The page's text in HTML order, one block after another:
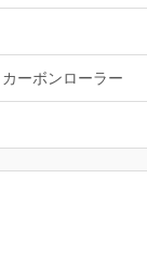
カーボンローラー